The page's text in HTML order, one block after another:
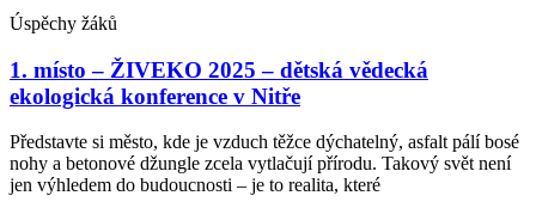
Úspěchy žáků
1. místo – ŽIVEKO 2025 – dětská vědecká
ekologická konference v Nitře
Představte si město, kde je vzduch těžce dýchatelný, asfalt pálí bosé
nohy a betonové džungle zcela vytlačují přírodu. Takový svět není
jen výhledem do budoucnosti – je to realita, které